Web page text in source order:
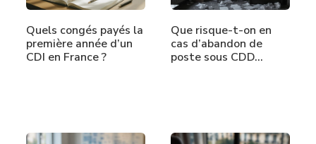
Quels congés payés la
première année d’un
CDI en France ?
Que risque-t-on en
cas d’abandon de
poste sous CDD…